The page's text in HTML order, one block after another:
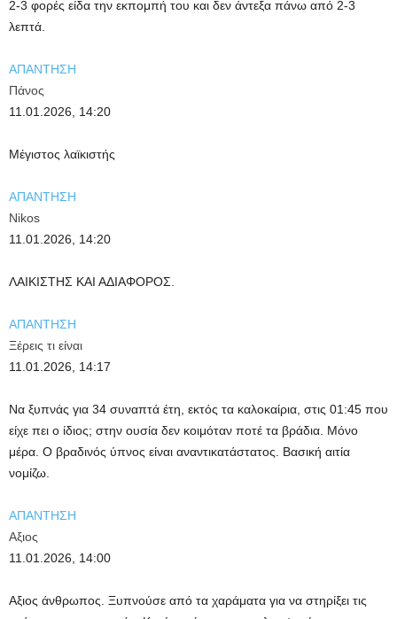
2-3 φορές είδα την εκπομπή του και δεν άντεξα πάνω από 2-3
λεπτά.
ΑΠΑΝΤΗΣΗ
Πάνος
11.01.2026, 14:20
Μέγιστος λαϊκιστής
ΑΠΑΝΤΗΣΗ
Nikos
11.01.2026, 14:20
ΛΑΙΚΙΣΤΗΣ ΚΑΙ ΑΔΙΑΦΟΡΟΣ.
ΑΠΑΝΤΗΣΗ
Ξέρεις τι είναι
11.01.2026, 14:17
Να ξυπνάς για 34 συναπτά έτη, εκτός τα καλοκαίρια, στις 01:45 που
είχε πει ο ίδιος; στην ουσία δεν κοιμόταν ποτέ τα βράδια. Μόνο
μέρα. Ο βραδινός ύπνος είναι αναντικατάστατος. Βασική αιτία
νομίζω.
ΑΠΑΝΤΗΣΗ
Αξιος
11.01.2026, 14:00
Aξιος άνθρωπος. Ξυπνούσε από τα χαράματα για να στηρίξει τις